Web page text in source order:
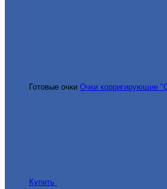
Готовые очки Очки корригирующие
Купить